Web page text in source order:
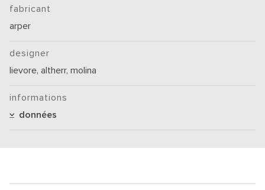
fabricant
arper
designer
lievore, altherr, molina
informations
données